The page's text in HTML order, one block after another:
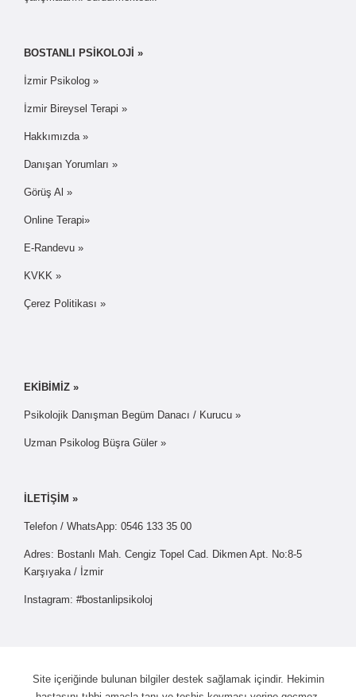
BOSTANLI PSİKOLOJİ »
İzmir Psikolog »
İzmir Bireysel Terapi »
Hakkımızda »
Danışan Yorumları »
Görüş Al »
Online Terapi»
E-Randevu »
KVKK »
Çerez Politikası »
EKİBİMİZ »
Psikolojik Danışman Begüm Danacı / Kurucu »
Uzman Psikolog Büşra Güler »
İLETİŞİM »
Telefon / WhatsApp: 0546 133 35 00
Adres: Bostanlı Mah. Cengiz Topel Cad. Dikmen Apt. No:8-5
Karşıyaka / İzmir
Instagram: #bostanlipsikoloj
Site içeriğinde bulunan bilgiler destek sağlamak içindir. Hekimin